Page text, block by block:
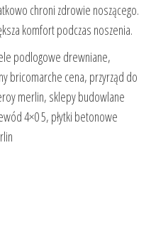
chroni zdrowie noszącego.
komfort podczas noszenia.
podlogowe drewniane,
bricomarche cena, przyrząd do
merlin, sklepy budowlane
4×0 5, płytki betonowe